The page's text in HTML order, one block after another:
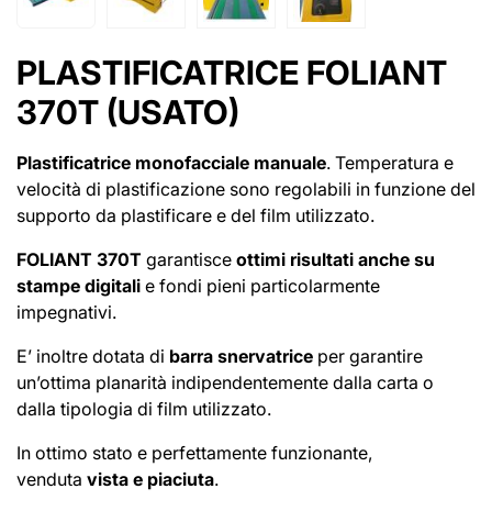
PLASTIFICATRICE FOLIANT
370T (USATO)
Plastificatrice monofacciale manuale. Temperatura e
velocità di plastificazione sono regolabili in funzione del
supporto da plastificare e del film utilizzato.
FOLIANT 370T garantisce ottimi risultati anche su
stampe digitali e fondi pieni particolarmente
impegnativi.
E’ inoltre dotata di barra snervatrice per garantire
un’ottima planarità indipendentemente dalla carta o
dalla tipologia di film utilizzato.
In ottimo stato e perfettamente funzionante,
venduta vista e piaciuta.